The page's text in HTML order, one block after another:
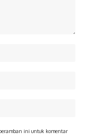
ini untuk komentar